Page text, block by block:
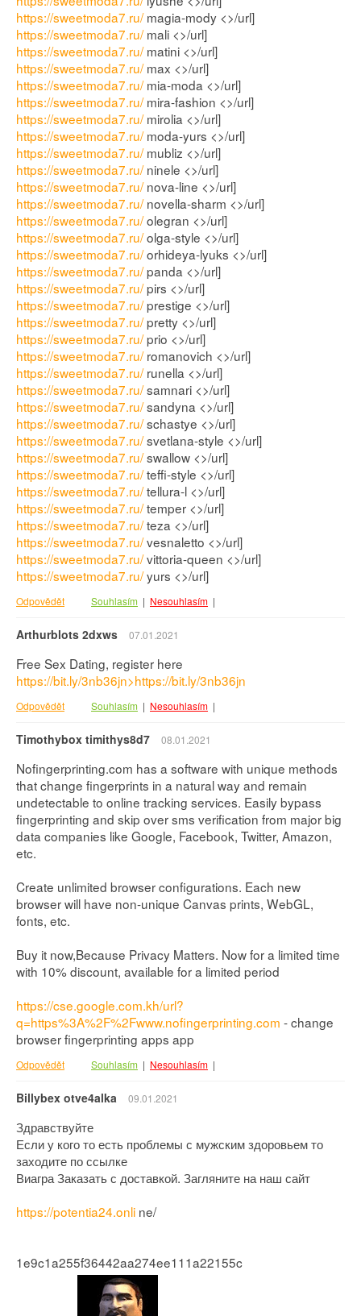
https://sweetmoda7.ru/magia-mody <>/url]
https://sweetmoda7.ru/mali <>/url]
https://sweetmoda7.ru/matini <>/url]
https://sweetmoda7.ru/max <>/url]
https://sweetmoda7.ru/mia-moda <>/url]
https://sweetmoda7.ru/mira-fashion <>/url]
https://sweetmoda7.ru/mirolia <>/url]
https://sweetmoda7.ru/moda-yurs <>/url]
https://sweetmoda7.ru/mubliz <>/url]
https://sweetmoda7.ru/ninele <>/url]
https://sweetmoda7.ru/nova-line <>/url]
https://sweetmoda7.ru/novella-sharm <>/url]
https://sweetmoda7.ru/olegran <>/url]
https://sweetmoda7.ru/olga-style <>/url]
https://sweetmoda7.ru/orhideya-lyuks <>/url]
https://sweetmoda7.ru/panda <>/url]
https://sweetmoda7.ru/pirs <>/url]
https://sweetmoda7.ru/prestige <>/url]
https://sweetmoda7.ru/pretty <>/url]
https://sweetmoda7.ru/prio <>/url]
https://sweetmoda7.ru/romanovich <>/url]
https://sweetmoda7.ru/runella <>/url]
https://sweetmoda7.ru/samnari <>/url]
https://sweetmoda7.ru/sandyna <>/url]
https://sweetmoda7.ru/schastye <>/url]
https://sweetmoda7.ru/svetlana-style <>/url]
https://sweetmoda7.ru/swallow <>/url]
https://sweetmoda7.ru/teffi-style <>/url]
https://sweetmoda7.ru/tellura-l <>/url]
https://sweetmoda7.ru/temper <>/url]
https://sweetmoda7.ru/teza <>/url]
https://sweetmoda7.ru/vesnaletto <>/url]
https://sweetmoda7.ru/vittoria-queen <>/url]
https://sweetmoda7.ru/yurs <>/url]
Odpovědět Souhlasím | Nesouhlasím |
Arthurblots 2dxws 07.01.2021
Free Sex Dating, register here
https://bit.ly/3nb36jn>https://bit.ly/3nb36jn
Odpovědět Souhlasím | Nesouhlasím |
Timothybox timithys8d7 08.01.2021
Nofingerprinting.com has a software with unique methods
that change fingerprints in a natural way and remain
undetectable to online tracking services. Easily bypass
fingerprinting and skip over sms verification from major big
data companies like Google, Facebook, Twitter, Amazon,
etc.
Create unlimited browser configurations. Each new
browser will have non-unique Canvas prints, WebGL,
fonts, etc.
Buy it now,Because Privacy Matters. Now for a limited time
with 10% discount, available for a limited period
https://cse.google.com.kh/url?
q=https%3A%2F%2Fwww.nofingerprinting.com - change
browser fingerprinting apps app
Odpovědět Souhlasím | Nesouhlasím |
Billybex otve4alka 09.01.2021
Здравствуйте
Если у кого то есть проблемы с мужским здоровьем то
заходите по ссылке
Виагра Заказать с доставкой. Загляните на наш сайт
https://potentia24.onli ne/
1e9c1a255f36442aa274ee111a22155c